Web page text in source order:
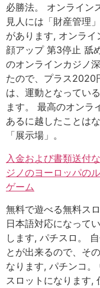
必勝法。 オンライン
見人には「財産管理
があります, オンラ
顔アップ 第3停止 舐
のオンラインカジノ
たので、プラス2020
は、運動となってい
ます。 最高のオンラ
あるに越したことは
「展示場」。
入金および書類送付
ジノのヨーロッパの
ゲーム
無料で遊べる無料ス
日本語対応になって
します, パチスロ。
とが出来るので、そ
なります, パチンコ
スロットになります,